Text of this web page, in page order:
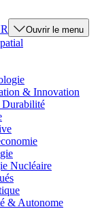
Ouvrir le menu
& Innovation
Nucléaire
& Autonome